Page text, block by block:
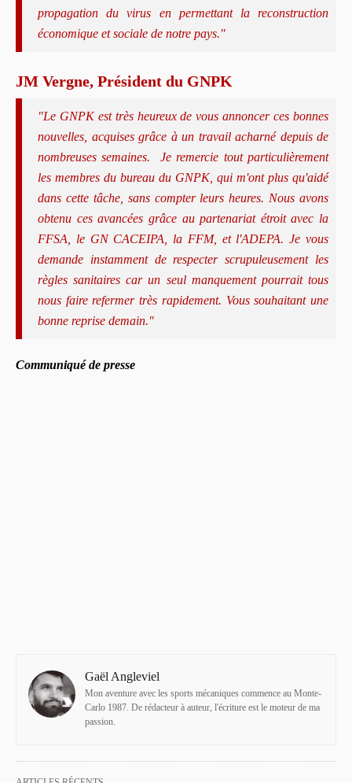
propagation du virus en permettant la reconstruction
économique et sociale de notre pays."
JM Vergne, Président du GNPK
"Le GNPK est très heureux de vous annoncer ces bonnes
nouvelles, acquises grâce à un travail acharné depuis de
nombreuses semaines. Je remercie tout particulièrement
les membres du bureau du GNPK, qui m'ont plus qu'aidé
dans cette tâche, sans compter leurs heures. Nous avons
obtenu ces avancées grâce au partenariat étroit avec la
FFSA, le GN CACEIPA, la FFM, et l'ADEPA. Je vous
demande instamment de respecter scrupuleusement les
règles sanitaires car un seul manquement pourrait tous
nous faire refermer très rapidement. Vous souhaitant une
bonne reprise demain."
Communiqué de presse
Gaël Angleviel
Mon aventure avec les sports mécaniques commence au Monte-
Carlo 1987. De rédacteur à auteur, l'écriture est le moteur de ma
passion.